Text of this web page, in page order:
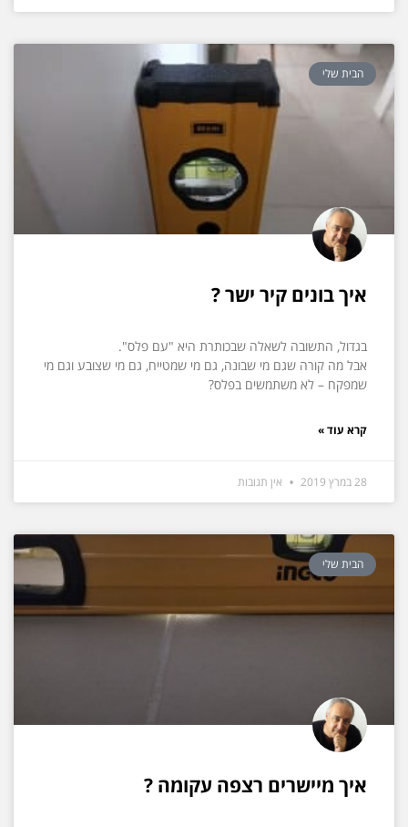
הבית שלי
איך בונים קיר ישר ?
בגדול, התשובה לשאלה שבכותרת היא "עם פלס".
אבל מה קורה שגם מי שבונה, גם מי שמטייח, גם מי שצובע וגם מי
שמפקח – לא משתמשים בפלס?
קרא עוד »
28 במרץ 2019 אין תגובות
הבית שלי
איך מיישרים רצפה עקומה ?